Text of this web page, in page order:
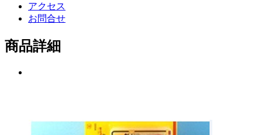
アクセス
お問合せ
商品詳細